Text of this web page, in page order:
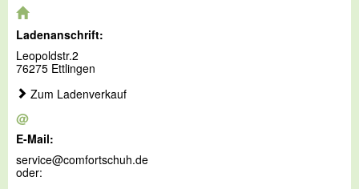
Ladenanschrift:
Leopoldstr.2
76275 Ettlingen
Zum Ladenverkauf
@
E-Mail:
service@comfortschuh.de
oder: